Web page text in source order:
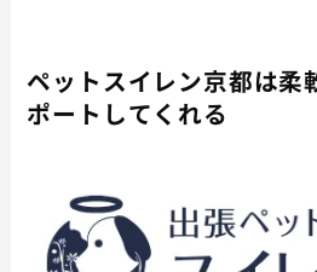
ペットスイレン京都は柔
ポートしてくれる